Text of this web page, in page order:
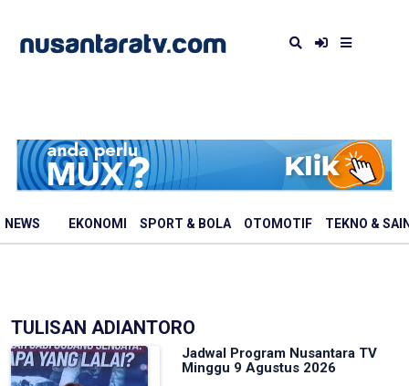
NEWS EKONOMI SPORT & BOLA OTOMOTIF TEKNO &
TULISAN ADIANTORO
Jadwal Program Nusantara TV
Minggu 9 Agustus 2026